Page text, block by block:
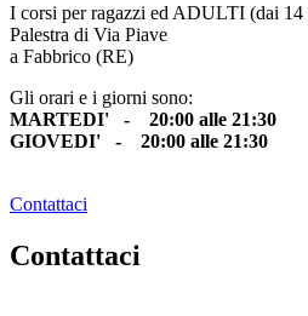
I corsi per ragazzi ed ADULTI (dai 14
Palestra di Via Piave
a Fabbrico (RE)
Gli orari e i giorni sono:
MARTEDI' - 20:00 alle 21:30
GIOVEDI' - 20:00 alle 21:30
Contattaci
Contattaci